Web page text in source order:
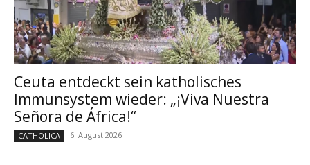
Ceuta entdeckt sein katholisches
Immunsystem wieder: „¡Viva Nuestra
Señora de África!“
CATHOLICA 6. August 2026